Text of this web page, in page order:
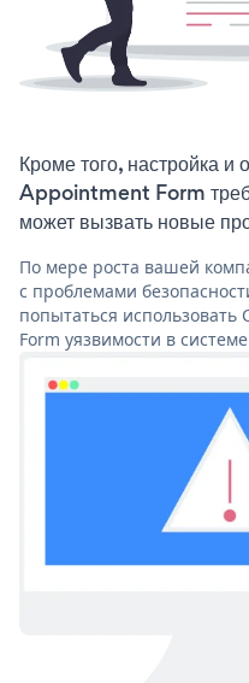
Кроме того, настройка
Appointment Form
может вызвать новые
По мере роста вашей
с проблемами
попытаться
Form уязвимости в